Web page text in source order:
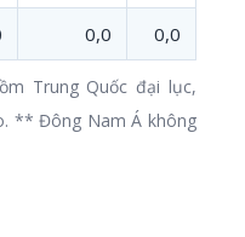
0,0 0,0
Trung Quốc đại lục,
** Đông Nam Á không